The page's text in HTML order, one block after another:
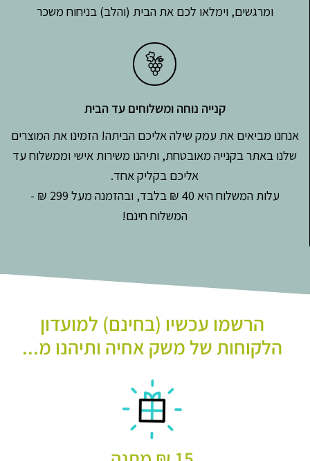
ומרגשים, וימלאו לכם את הבית (והלב) בניחוח משכר
קנייה נוחה ומשלוחים עד הבית
אנחנו מביאים את עמק שילה אליכם הביתה! הזמינו את המוצרים
שלנו באתר בקנייה מאובטחת, ותיהנו משירות אישי וממשלוח עד
אליכם בקליק אחד.
עלות המשלוח היא 40 ₪ בלבד, ובהזמנה מעל 299 ₪ -
המשלוח חינם!
הרשמו עכשיו (בחינם) למועדון
הלקוחות של משק אחיה ותיהנו מ...